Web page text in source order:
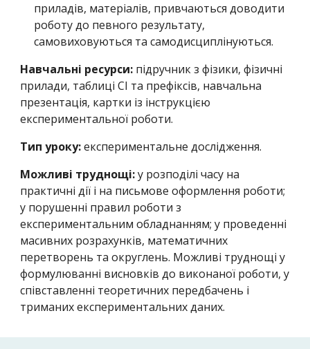
приладів, матеріалів, привчаються доводити
роботу до певного результату,
самовиховуються та самодисциплінуються.
Навчальні ресурси: підручник з фізики, фізичні
прилади, таблиці СІ та префіксів, навчальна
презентація, картки із інструкцією
експериментальної роботи.
Тип уроку:експериментальне дослідження.
Можливі труднощі:у розподілі часу на
практичні дії і на письмове оформлення роботи;
у порушенні правил роботи з
експериментальним обладнанням; у проведенні
масивних розрахунків, математичних
перетворень та округлень. Можливі труднощі у
формулюванні висновків до виконаної роботи, у
співставленні теоретичних передбачень і
триманих експериментальних даних.